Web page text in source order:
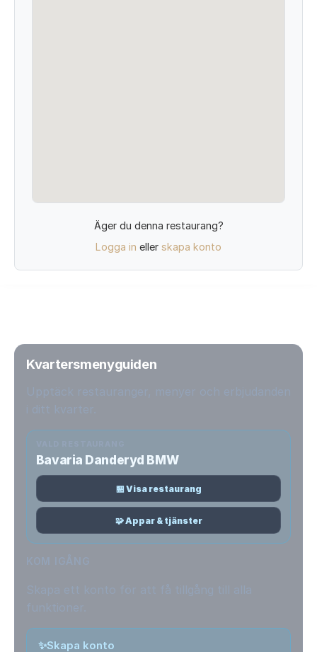
Äger du denna restaurang?
Logga in eller skapa konto
Kvartersmenyguiden
Bavaria Danderyd BMW
🏪 Visa restaurang
🧩 Appar & tjänster
✨Skapa konto